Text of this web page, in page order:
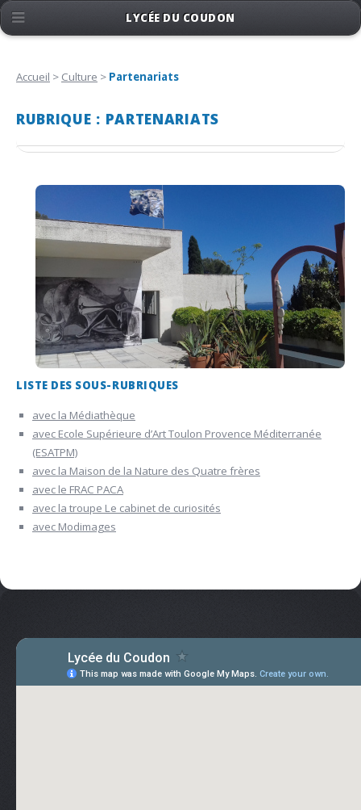
Accueil > Culture > Partenariats
RUBRIQUE : PARTENARIATS
LISTE DES SOUS-RUBRIQUES
avec la Médiathèque
avec Ecole Supérieure d’Art Toulon Provence Méditerranée
(ESATPM)
avec la Maison de la Nature des Quatre frères
avec le FRAC PACA
avec la troupe Le cabinet de curiosités
avec Modimages
LYCÉE DU COUDON